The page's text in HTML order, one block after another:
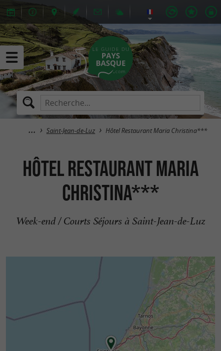
Saint-Jean-de-Luz Hôtel Restaurant Maria Christina***
Hôtel Restaurant Maria
Christina***
Week-end / Courts Séjours à Saint-Jean-de-Luz